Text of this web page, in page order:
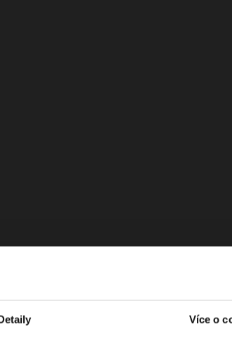
Více o